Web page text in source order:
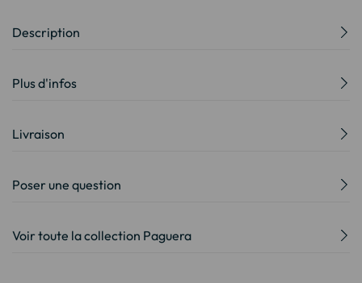
Description
Plus d'infos
Livraison
Poser une question
Voir toute la collection Paguera